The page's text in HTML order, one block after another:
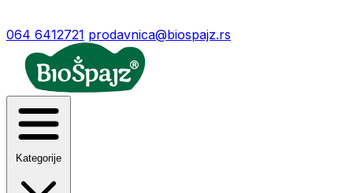
064 6412721 prodavnica@biospajz.rs
Kategorije